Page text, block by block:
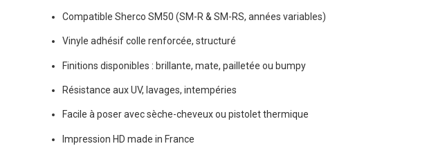
Compatible Sherco SM50 (SM-R & SM-RS, années variables)
Vinyle adhésif colle renforcée, structuré
Finitions disponibles : brillante, mate, pailletée ou bumpy
Résistance aux UV, lavages, intempéries
Facile à poser avec sèche-cheveux ou pistolet thermique
Impression HD made in France